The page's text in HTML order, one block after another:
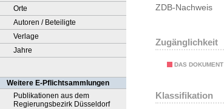
Orte
Autoren / Beteiligte
Verlage
Jahre
Weitere E-Pflichtsammlungen
Publikationen aus dem
Regierungsbezirk Düsseldorf
ZDB-Nachweis
Zugänglichkeit
DAS
Klassifikation